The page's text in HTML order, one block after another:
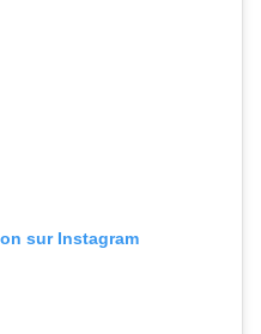
sur Instagram